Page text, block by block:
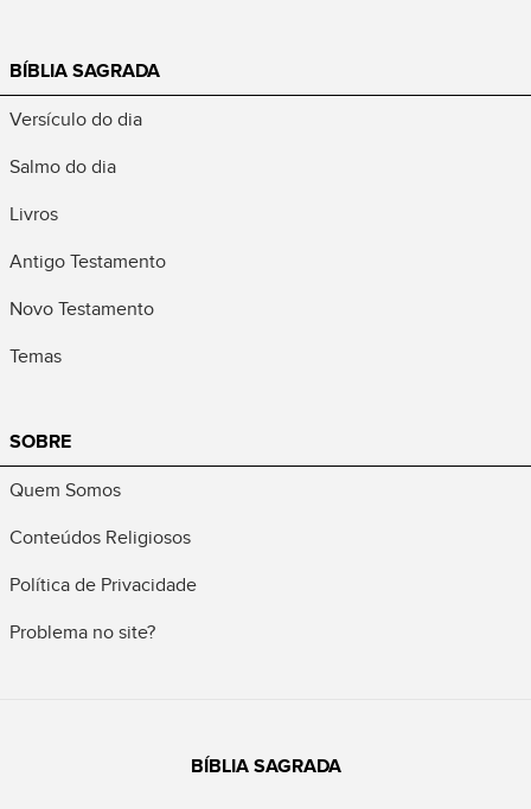
BÍBLIA SAGRADA
Versículo do dia
Salmo do dia
Livros
Antigo Testamento
Novo Testamento
Temas
SOBRE
Quem Somos
Conteúdos Religiosos
Política de Privacidade
Problema no site?
BÍBLIA SAGRADA